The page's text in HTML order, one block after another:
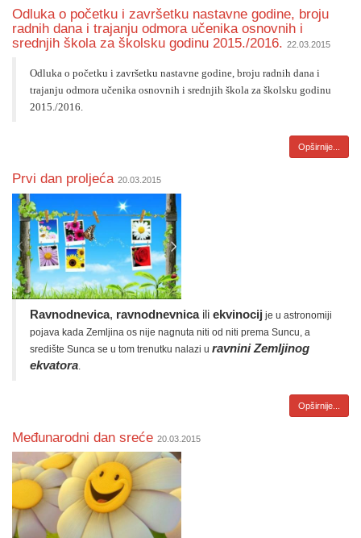
Odluka o početku i završetku nastavne godine, broju
radnih dana i trajanju odmora učenika osnovnih i
srednjih škola za školsku godinu 2015./2016. 22.03.2015
Odluka o početku i završetku nastavne godine, broju radnih dana i
trajanju odmora učenika osnovnih i srednjih škola za školsku godinu
2015./2016.
Opširnije...
Prvi dan proljeća 20.03.2015
Ravnodnevica, ravnodnevnica ili ekvinocij je u astronomiji
pojava kada Zemljina os nije nagnuta niti od niti prema Suncu, a
središte Sunca se u tom trenutku nalazi u ravnini Zemljinog
ekvatora.
Opširnije...
Međunarodni dan sreće 20.03.2015